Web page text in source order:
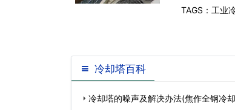
TAGS： 工业
冷却塔百科
冷却塔的噪声及解决办法(焦作全钢冷